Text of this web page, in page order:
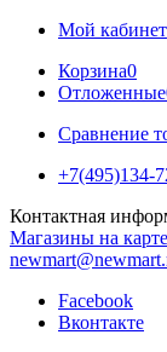
Мой кабинет
Корзина0
Отложенные
Сравнение
+7(495)134-
Контактная
Магазины на карте
Facebook
Вконтакте